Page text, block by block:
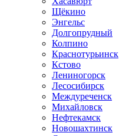
Щёкино
Энгельс
Долгопрудный
Колпино
Краснотурьинск
Кстово
Лениногорск
Лесосибирск
Междуреченск
Михайловск
Нефтекамск
Новошахтинск